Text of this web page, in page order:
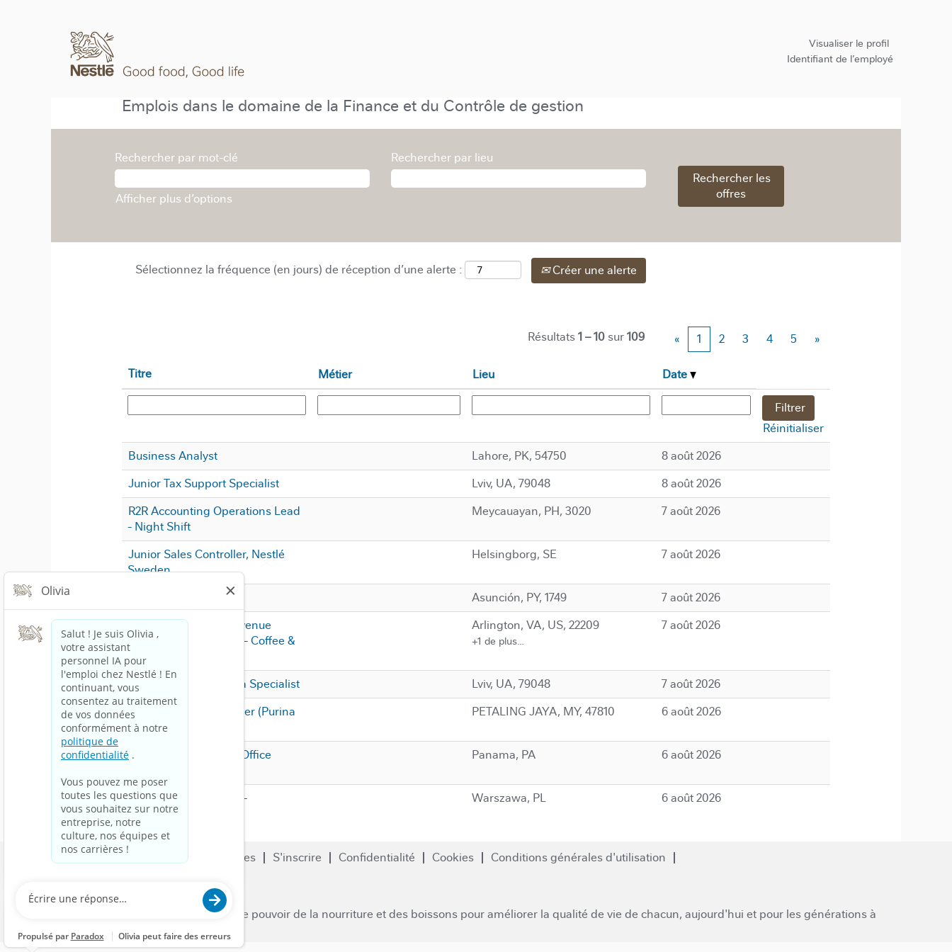
Visualiser le profil
Identifiant de l’employé
Emplois dans le domaine de la Finance et du Contrôle de gestion
Rechercher par mot-clé Rechercher par lieu
Afficher plus d’options
Sélectionnez la fréquence (en jours) de réception d’une alerte : Créer une alerte
Résultats1 – 10 sur109 « 1 2 3 4 5 »
Titre Métier Lieu Date
Réinitialiser
Business Analyst
Lahore, PK, 54750
8 août 2026
Junior Tax Support Specialist
Lviv, UA, 79048
8 août 2026
R2R Accounting Operations Lead
- Night Shift
Meycauayan, PH, 3020 7 août 2026
Junior Sales Controller, Nestlé
Sweden
Helsingborg, SE 7 août 2026
Accounting Analyst Asunción, PY, 1749
7 août 2026
Finance Manager, Revenue
Growth Management - Coffee &
Beverage Division
Arlington, VA, US, 22209
+1 de plus…
7 août 2026
Customer Master Data Specialist Lviv, UA, 79048
7 août 2026
Business Unit Controller (Purina
Petcare, MYSG)
PETALING JAYA, MY, 47810 6 août 2026
Commodities Middle Office
Panama, PA 6 août 2026
Księgowy / Księgowa -
Nespresso
Warszawa, PL 6 août 2026
Recherche de travail Carrières S'inscrire Confidentialité Cookies
Conditions générales d'utilisation
© 2023 Nestlé | Nous libérons le pouvoir de la nourriture et des boissons pour améliorer la qualité de vie de chacun, aujourd'hui et pour les générations à